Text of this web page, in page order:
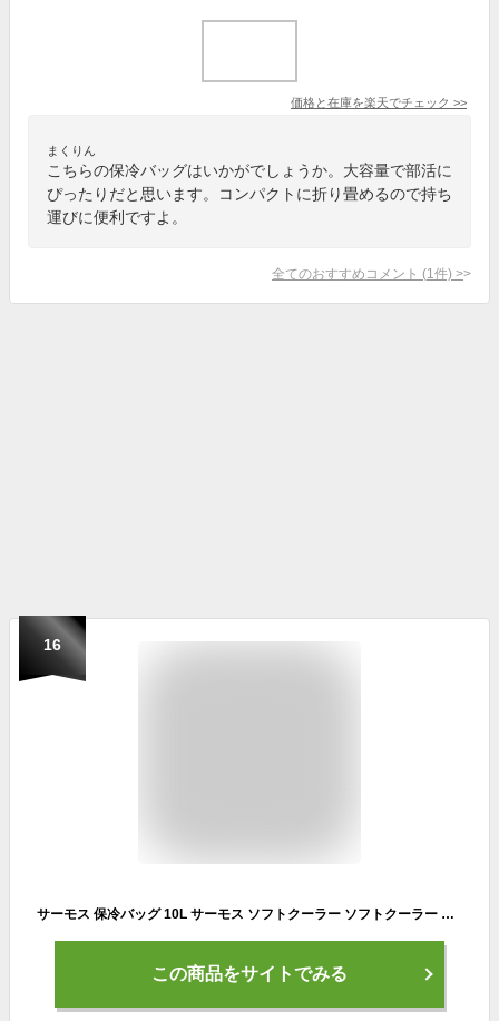
価格と在庫を楽天でチェック >>
まくりん
こちらの保冷バッグはいかがでしょうか。大容量で部活に
ぴったりだと思います。コンパクトに折り畳めるので持ち
運びに便利ですよ。
全てのおすすめコメント (1 件) >
16
サーモス 保冷バッグ 10L サーモス ソフトクーラー ソフトクーラー ボックス クーラーバッグ 保冷バック クーラーバック THERMOS 保冷ランチバッグ ショルダー ブラックカモフラージュ REI-0102【沖縄配送不可】
この商品をサイトでみる